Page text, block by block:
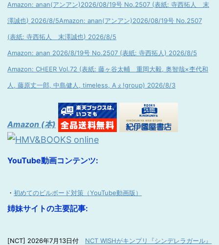
Amazon: anan(アンアン)2026/08/19号 No.2507 (表紙: 寺西拓人 末
澤誠也) 2026/8/5Amazon: anan(アンアン)2026/08/19号 No.2507
(表紙: 寺西拓人 末澤誠也) 2026/8/5
Amazon: anan 2026/8/19号 No.2507 (表紙: 寺西拓人) 2026/8/5
Amazon: CHEER Vol.72 (表紙: 藤ヶ谷太輔 重岡大毅, 奥智哉×杢代和
人, 藤原丈一郎, 中島健人, timeless, Aぇ!group) 2026/8/3
Amazon (本)
YouTube動画コンテンツ:
・ 初めてのビルボード対策（YouTube動画版）
姉妹サイトの主要記事:
[NCT] 2026年7月13日付 NCT WISHがキンプリ『シンデレラガール』